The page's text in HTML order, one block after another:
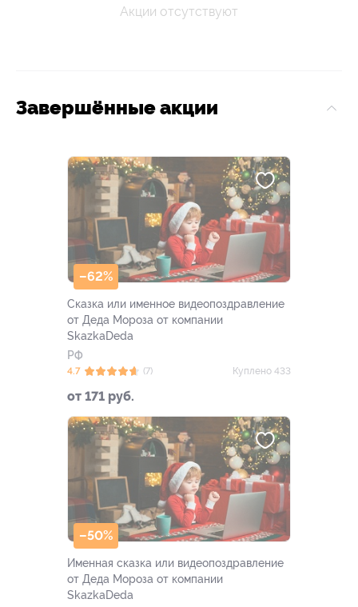
Акции отсутствуют
Завершённые акции
–62%
Сказка или именное видеопоздравление
от Деда Мороза от компании
SkazkaDeda
РФ
от 171 руб.
4.7 (7) Куплено 433
–50%
Именная сказка или видеопоздравление
от Деда Мороза от компании
SkazkaDeda